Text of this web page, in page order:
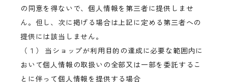
の同意を得ないで、個人情報を第三者に提供しませ
ん。但し、次に掲げる場合は上記に定める第三者への
提供には該当しません。
（１） 当ショップが利用目的の達成に必要な範囲内に
おいて個人情報の取扱いの全部又は一部を委託するこ
とに伴って個人情報を提供する場合